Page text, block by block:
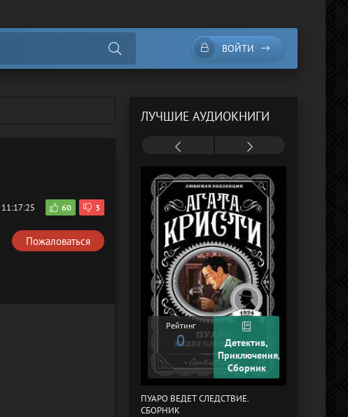
ВОЙТИ
11:17:25 60 3
Пожаловаться
ЛУЧШИЕ АУДИОКНИГИ
Рейтинг
0
Детектив,
Приключения,
Сборник
ПУАРО ВЕДЕТ СЛЕДСТВИЕ.
СБОРНИК